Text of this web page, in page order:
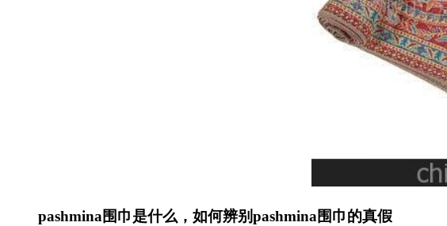
pashmina围巾是什么 ，如何辨别pashmina围巾的真假